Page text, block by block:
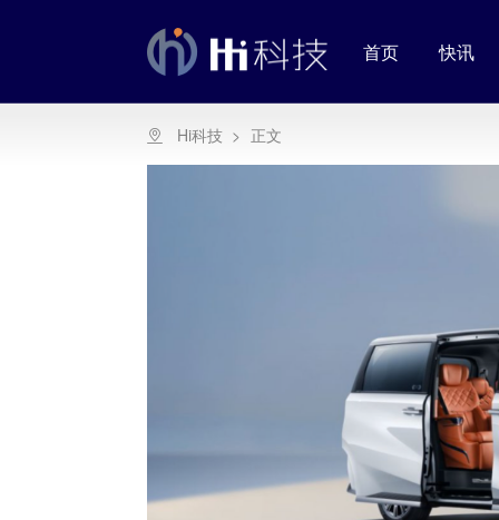
首页 快讯
Hi科技 > 正文